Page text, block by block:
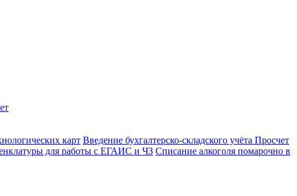
карт Введение бухгалтерско-складского учёта Просчет
для работы с ЕГАИС и ЧЗ Списание алкоголя помарочно в